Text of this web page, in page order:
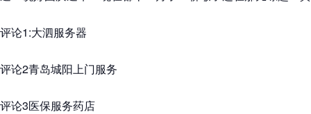
评论1:大泗服务器
评论2青岛城阳上门服务
评论3医保服务药店